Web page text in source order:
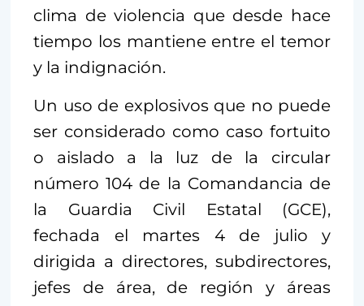
clima de violencia que desde hace
tiempo los mantiene entre el temor
y la indignación.
Un uso de explosivos que no puede
ser considerado como caso fortuito
o aislado a la luz de la circular
número 104 de la Comandancia de
la Guardia Civil Estatal (GCE),
fechada el martes 4 de julio y
dirigida a directores, subdirectores,
jefes de área, de región y áreas